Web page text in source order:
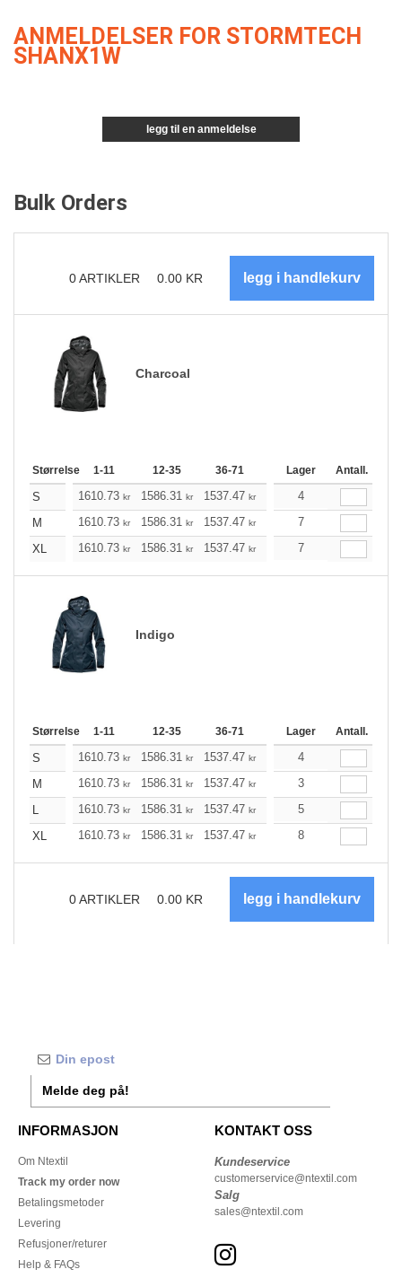
ANMELDELSER FOR STORMTECH
SHANX1W
legg til en anmeldelse
Bulk Orders
0ARTIKLER 0.00 KR
Charcoal
Størrelse 1-11 12-35 36-71 72-143 144-287
Lager Antall.
S 1610.73 kr 1586.31 kr 1537.47 kr 1464.33
4
M
1610.73 kr 1586.31 kr 1537.47 kr 1464.33
7
XL
1610.73 kr 1586.31 kr 1537.47 kr 1464.33
7
Indigo
Størrelse 1-11 12-35 36-71 72-143 144-287
Lager Antall.
S 1610.73 kr 1586.31 kr 1537.47 kr 1464.33
4
M
1610.73 kr 1586.31 kr 1537.47 kr 1464.33
3
L
1610.73 kr 1586.31 kr 1537.47 kr 1464.33
5
XL
1610.73 kr 1586.31 kr 1537.47 kr 1464.33
8
0ARTIKLER 0.00 KR
Melde deg på!
INFORMASJON
Om Ntextil
Track my order now
Betalingsmetoder
Levering
Refusjoner/returer
Help & FAQs
KONTAKT OSS
Kundeservice
customerservice@ntextil.com
Salg
sales@ntextil.com